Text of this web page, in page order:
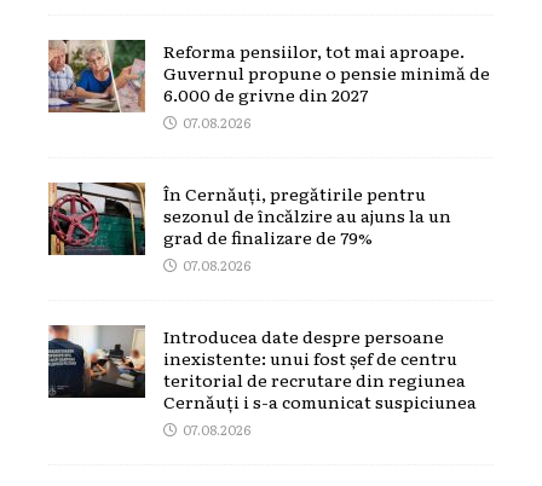
Reforma pensiilor, tot mai aproape.
Guvernul propune o pensie minimă de
6.000 de grivne din 2027
07.08.2026
În Cernăuți, pregătirile pentru
sezonul de încălzire au ajuns la un
grad de finalizare de 79%
07.08.2026
Introducea date despre persoane
inexistente: unui fost șef de centru
teritorial de recrutare din regiunea
Cernăuți i s-a comunicat suspiciunea
07.08.2026